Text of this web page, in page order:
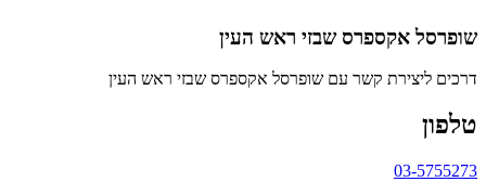
שופרסל אקספרס שבזי ראש העין
דרכים ליצירת קשר עם שופרסל אקספרס שבזי ראש העין
טלפון
03-5755273